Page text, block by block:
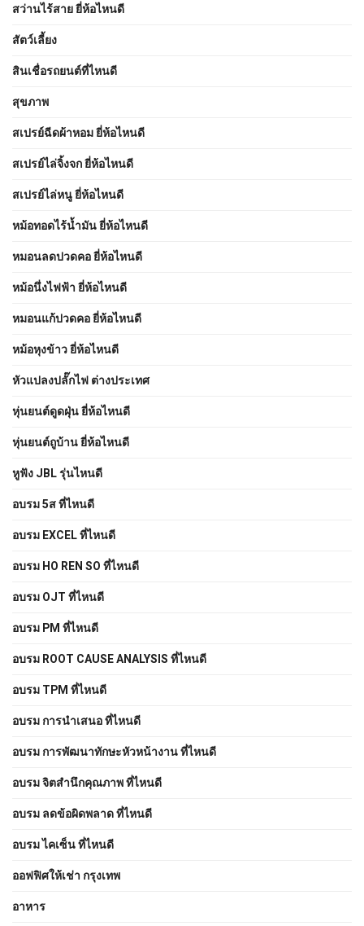
สว่านไร้สาย ยี่ห้อไหนดี
สัตว์เลี้ยง
สินเชื่อรถยนต์ที่ไหนดี
สุขภาพ
สเปรย์ฉีดผ้าหอม ยี่ห้อไหนดี
สเปรย์ไล่จิ้งจก ยี่ห้อไหนดี
สเปรย์ไล่หนู ยี่ห้อไหนดี
หม้อทอดไร้น้ำมัน ยี่ห้อไหนดี
หมอนลดปวดคอ ยี่ห้อไหนดี
หม้อนึ่งไฟฟ้า ยี่ห้อไหนดี
หมอนแก้ปวดคอ ยี่ห้อไหนดี
หม้อหุงข้าว ยี่ห้อไหนดี
หัวแปลงปลั๊กไฟ ต่างประเทศ
หุ่นยนต์ดูดฝุ่น ยี่ห้อไหนดี
หุ่นยนต์ถูบ้าน ยี่ห้อไหนดี
หูฟัง JBL รุ่นไหนดี
อบรม 5ส ที่ไหนดี
อบรม EXCEL ที่ไหนดี
อบรม HO REN SO ที่ไหนดี
อบรม OJT ที่ไหนดี
อบรม PM ที่ไหนดี
อบรม ROOT CAUSE ANALYSIS ที่ไหนดี
อบรม TPM ที่ไหนดี
อบรม การนำเสนอ ที่ไหนดี
อบรม การพัฒนาทักษะหัวหน้างาน ที่ไหนดี
อบรม จิตสำนึกคุณภาพ ที่ไหนดี
อบรม ลดข้อผิดพลาด ที่ไหนดี
อบรม ไคเซ็น ที่ไหนดี
ออฟฟิศให้เช่า กรุงเทพ
อาหาร